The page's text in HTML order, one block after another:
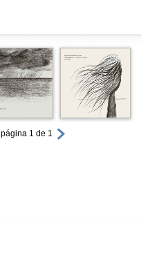
página 1 de 1